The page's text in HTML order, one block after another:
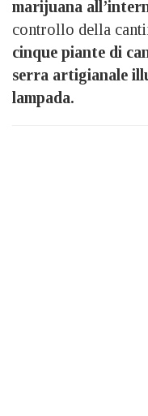
marijuana
controllo della
cinque piante di
serra artigianale
lampada.